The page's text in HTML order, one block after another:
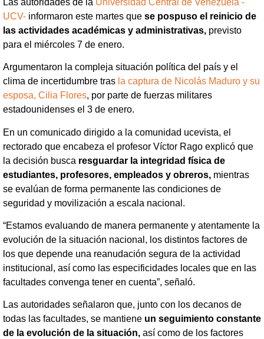
UCV- informaron este martes que se pospuso el reinicio de
las actividades académicas y administrativas, previsto
para el miércoles 7 de enero.
Argumentaron la compleja situación política del país y el
clima de incertidumbre tras la captura de Nicolás Maduro y su
esposa, Cilia Flores, por parte de fuerzas militares
estadounidenses el 3 de enero.
En un comunicado dirigido a la comunidad ucevista, el
rectorado que encabeza el profesor Víctor Rago explicó que
la decisión busca resguardar la integridad física de
estudiantes, profesores, empleados y obreros, mientras
se evalúan de forma permanente las condiciones de
seguridad y movilización a escala nacional.
“Estamos evaluando de manera permanente y atentamente la
evolución de la situación nacional, los distintos factores de
los que depende una reanudación segura de la actividad
institucional, así como las especificidades locales que en las
facultades convenga tener en cuenta”, señaló.
Las autoridades señalaron que, junto con los decanos de
todas las facultades, se mantiene un seguimiento constante
de la evolución de la situación, así como de los factores